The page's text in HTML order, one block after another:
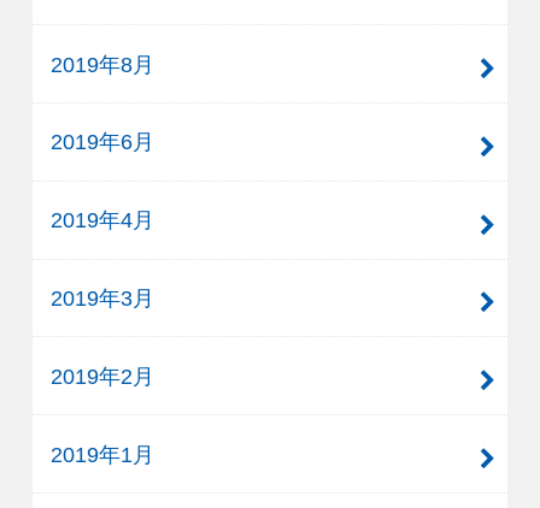
2019年8月
2019年6月
2019年4月
2019年3月
2019年2月
2019年1月